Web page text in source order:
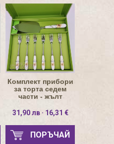
Комплект прибори
за торта седем
части - жълт
31,90 лв · 16,31 €
ПОРЪЧАЙ